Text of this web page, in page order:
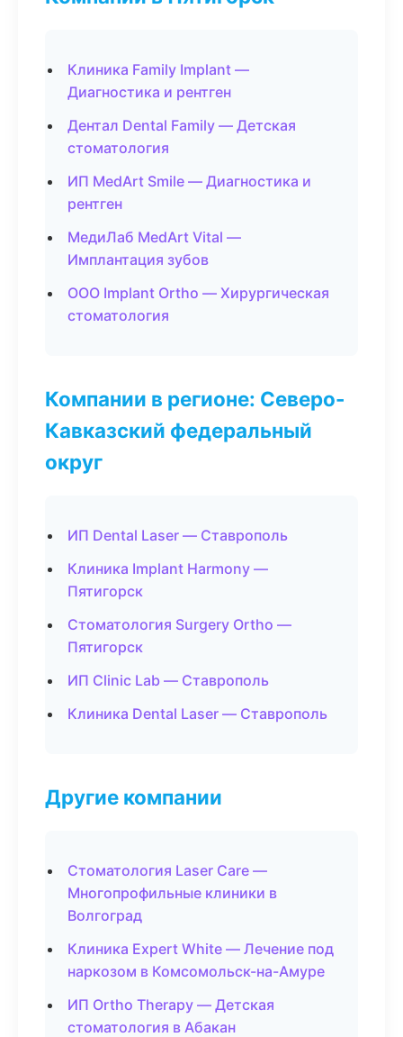
Клиника Family Implant —
Диагностика и рентген
Дентал Dental Family — Детская
стоматология
ИП MedArt Smile — Диагностика и
рентген
МедиЛаб MedArt Vital —
Имплантация зубов
ООО Implant Ortho — Хирургическая
стоматология
Компании в регионе: Северо-
Кавказский федеральный
округ
ИП Dental Laser — Ставрополь
Клиника Implant Harmony —
Пятигорск
Стоматология Surgery Ortho —
Пятигорск
ИП Clinic Lab — Ставрополь
Клиника Dental Laser — Ставрополь
Другие компании
Стоматология Laser Care —
Многопрофильные клиники в
Волгоград
Клиника Expert White — Лечение под
наркозом в Комсомольск-на-Амуре
ИП Ortho Therapy — Детская
стоматология в Абакан